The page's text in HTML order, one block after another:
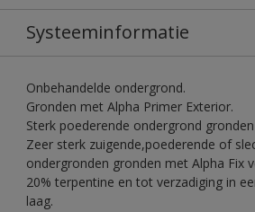
Systeeminformatie
Onbehandelde ondergrond.
Gronden met Alpha Primer Exterior.
Sterk poederende ondergrond
Zeer sterk zuigende,poederende of
ondergronden gronden met Alpha Fix
20% terpentine en tot verzadiging in
laag.